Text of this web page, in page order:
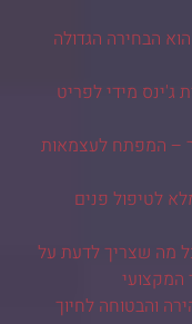
הבחירה הגדולה
ג'ינס מידי לפריט
– המפתח לעצמאות
לטיפול פנים
מה שצריך לדעת על
והבטוחה לחיוך